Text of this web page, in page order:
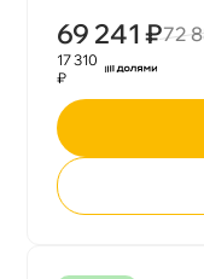
69 241 ₽72
17 310
₽